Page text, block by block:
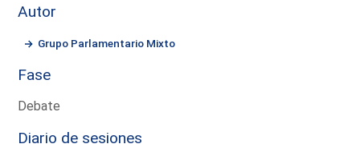
Autor
Grupo Parlamentario Mixto
Fase
Debate
Diario de sesiones